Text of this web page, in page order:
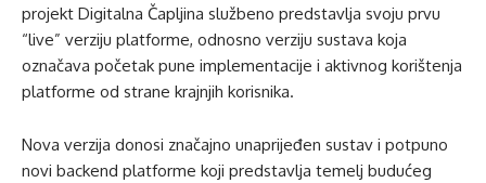
projekt Digitalna Čapljina službeno predstavlja svoju prvu
“live” verziju platforme, odnosno verziju sustava koja
označava početak pune implementacije i aktivnog korištenja
platforme od strane krajnjih korisnika.
Nova verzija donosi značajno unaprijeđen sustav i potpuno
novi backend platforme koji predstavlja temelj budućeg